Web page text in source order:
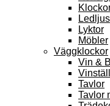
Ledljus
Lyktor
Möbler
Väggklockor
Vin &
Vinställ
Tavlor
Tavlor